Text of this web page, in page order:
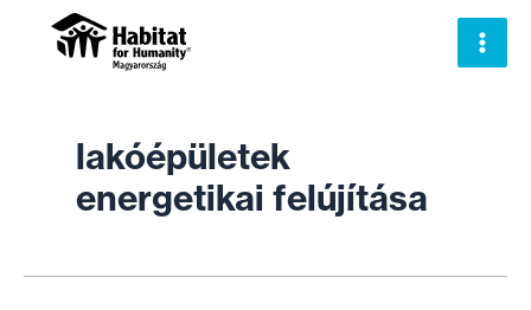
lakóépületek
energetikai felújítása